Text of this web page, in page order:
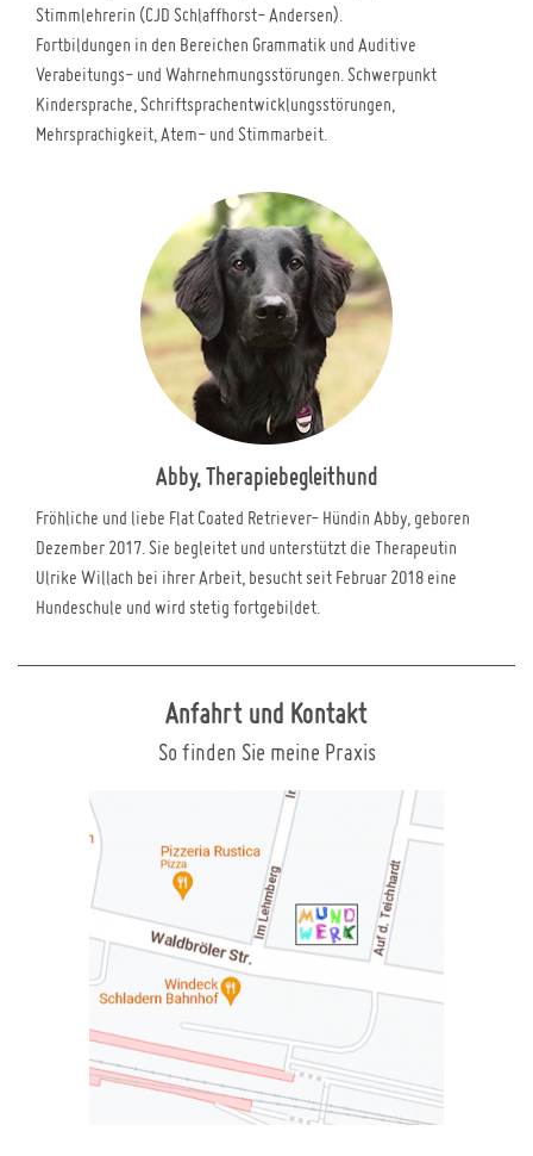
Stimmlehrerin (CJD Schlaffhorst- Andersen).
Fortbildungen in den Bereichen Grammatik und Auditive
Verabeitungs- und Wahrnehmungsstörungen. Schwerpunkt
Kindersprache, Schriftsprachentwicklungsstörungen,
Mehrsprachigkeit, Atem- und Stimmarbeit.
Abby, Therapiebegleithund
Fröhliche und liebe Flat Coated Retriever- Hündin Abby, geboren
Dezember 2017. Sie begleitet und unterstützt die Therapeutin
Ulrike Willach bei ihrer Arbeit, besucht seit Februar 2018 eine
Hundeschule und wird stetig fortgebildet.
Anfahrt und Kontakt
So finden Sie meine Praxis